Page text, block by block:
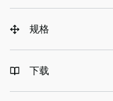
规格
下载